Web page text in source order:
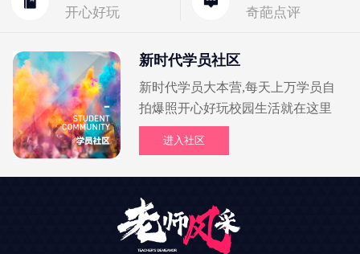
开心好玩 奇葩点评
新时代学员社区
新时代学员大本营,每天上万学员自
拍爆照开心好玩校园生活就在这里
进入社区